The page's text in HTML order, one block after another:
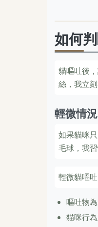
如何
貓嘔吐後
絲，我立
輕微情況
如果貓咪
毛球，我
輕微貓嘔
嘔吐物
貓咪行